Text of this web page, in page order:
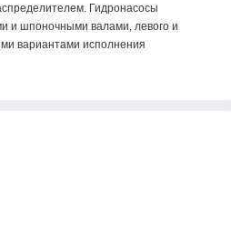
Гидронасосы
и шпоночными валами, левого и
вариантами исполнения